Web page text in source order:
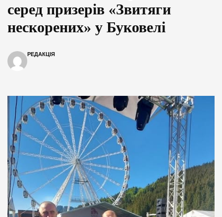
серед призерів «Звитяги
нескорених» у Буковелі
РЕДАКЦІЯ